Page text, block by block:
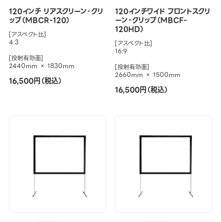
120インチ リアスクリーン・クリ
ップ（MBCR-120）
[アスペクト比]
4:3
[投射有効面]
2440mm × 1830mm
16,500円（税込）
120インチワイド フロントスクリ
ーン・クリップ（MBCF-
120HD）
[アスペクト比]
16:9
[投射有効面]
2660mm × 1500mm
16,500円（税込）